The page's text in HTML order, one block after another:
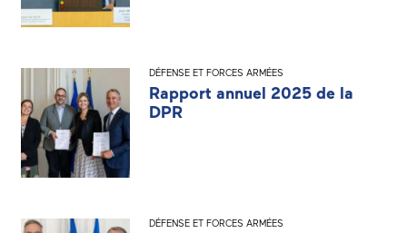
DÉFENSE ET FORCES ARMÉES
Rapport annuel 2025 de la
DPR
DÉFENSE ET FORCES ARMÉES